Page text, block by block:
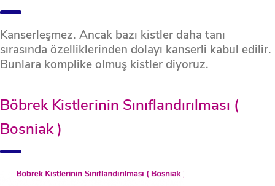
Kanserleşmez. Ancak bazı kistler daha tanı
sırasında özelliklerinden dolayı kanserli kabul edilir.
Bunlara komplike olmuş kistler diyoruz.
Böbrek Kistlerinin Sınıflandırılması (
Bosniak )